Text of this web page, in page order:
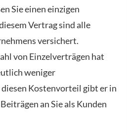
Sie einen einzigen
Vertrag sind alle
versichert.
von Einzelverträgen hat
weniger
Kostenvorteil gibt er in
an Sie als Kunden